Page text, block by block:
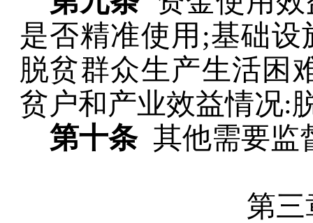
是否精准使用 ;基础设
脱贫群众生产生活困
贫户和产业效益情况:
第十条 其他需要监
第三